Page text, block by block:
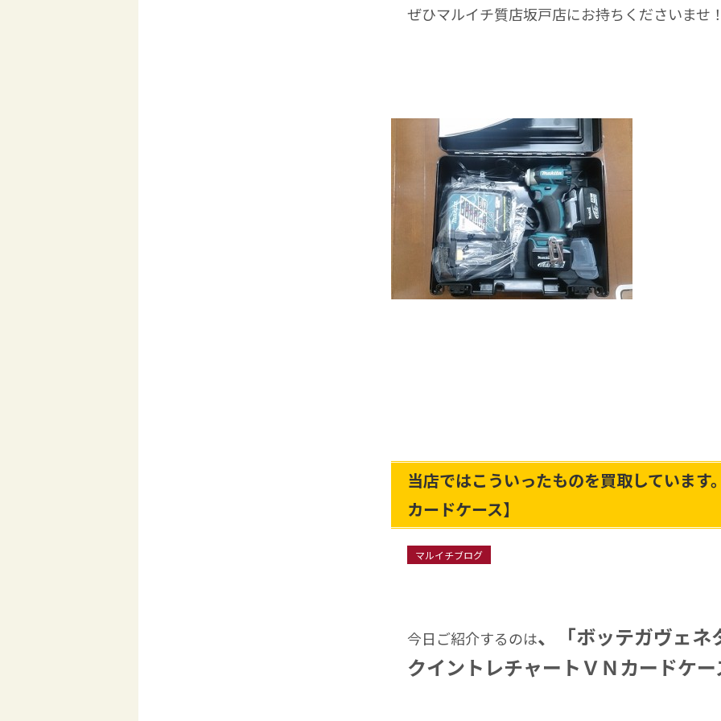
ぜひマルイチ質店坂戸店にお持ちくださいませ
当店ではこういったものを買取しています
カードケース】
マルイチブログ
今日ご紹介するのは、「ボッテガヴェネ
クイントレチャートＶＮカードケ